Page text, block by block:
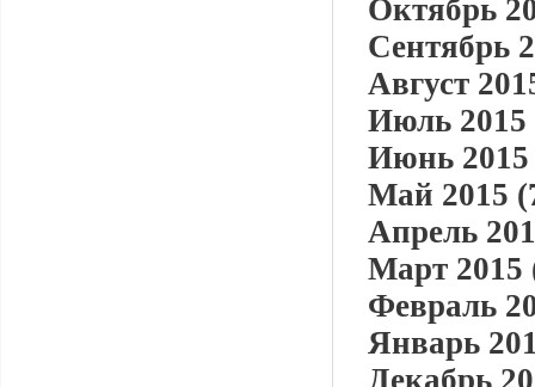
Октябрь
Сентябрь
Август
Июль 2015
Июнь 2015
Май 2015
Апрель
Март 2015
Февраль
Январь
Декабрь